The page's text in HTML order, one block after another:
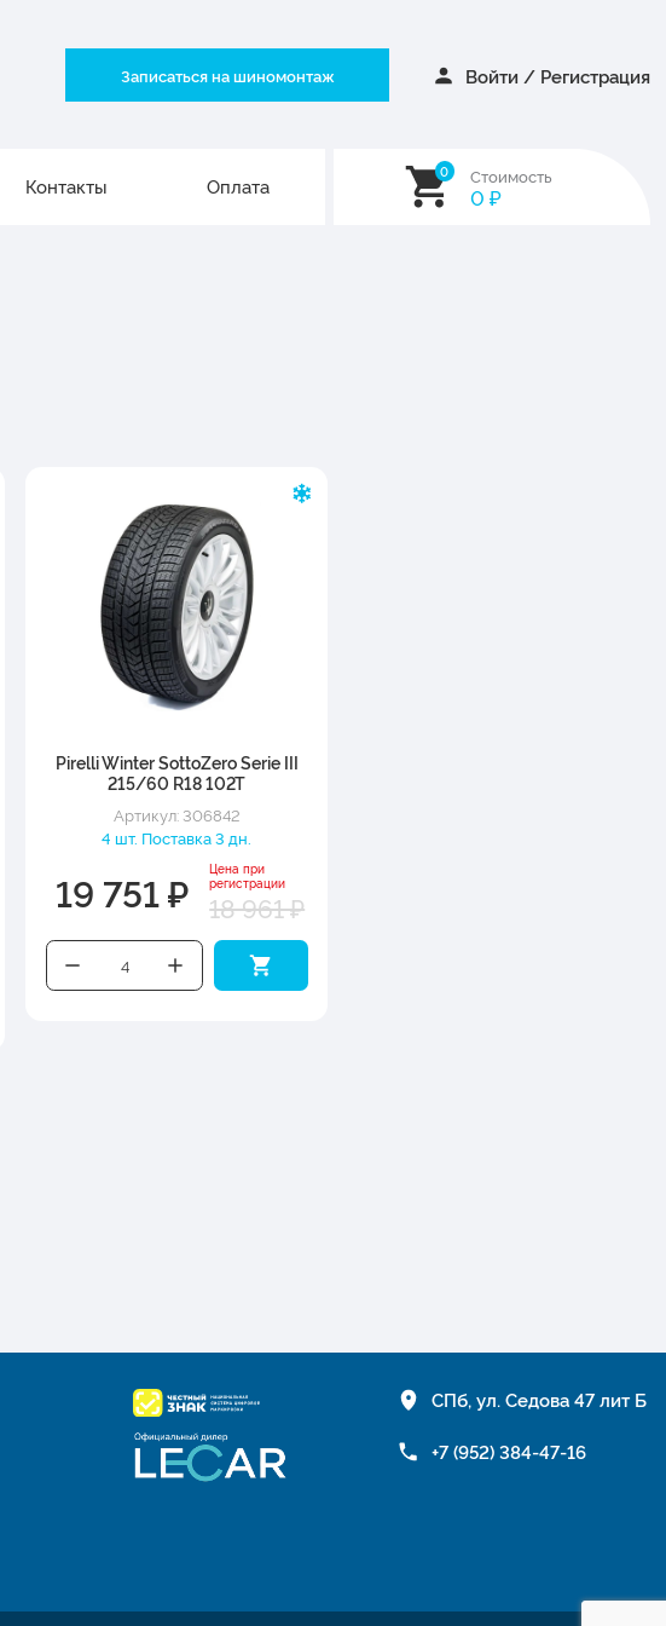
Записаться на шиномонтаж Войти / Регистрация
Контакты Оплата
0 Стоимость
0 ₽
Pirelli Winter SottoZero Serie III
215/60 R18 102T
Артикул: 306842
4 шт. Поставка 3 дн.
19 751 ₽
Цена при
регистрации
18 961 ₽
СПб, ул. Седова 47 лит Б
+7 (952) 384-47-16